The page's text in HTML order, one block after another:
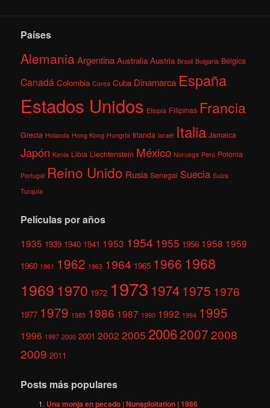
Países
AlemaniaArgentina Australia Austria Brasil Bulgaria Bélgica
Canadá Colombia Corea Cuba Dinamarca España
Estados Unidos Etiopía Filipinas Francia
Grecia Holanda Hong Kong Hungría Irlanda Israel Italia Jamaica
Japón Kenia Libia Liechtenstein México Noruega Perú Polonia
Portugal Reino Unido Rusia Senegal Suecia Suiza
Turquía
Películas por años
1935 1939 1940 1941 1953 1954 1955 1956 1958 1959
1960 1961 1962 1963 1964 1965 1966 1968
1969 1970 1972 1973 1974 1975 1976
1977 1979 1985 1986 1987 1990 1992 1994 1995
1996 1997 2000 2001 2002 2005 200620072008
2009 2011
Posts más populares
Una monja en pecado | Nunsploitation | 1986